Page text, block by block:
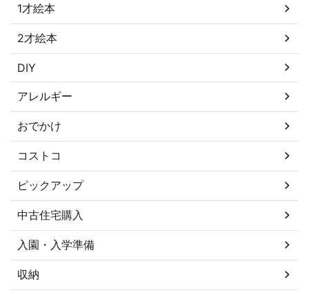
1才絵本
2才絵本
DIY
アレルギー
おでかけ
コストコ
ピックアップ
中古住宅購入
入園・入学準備
収納